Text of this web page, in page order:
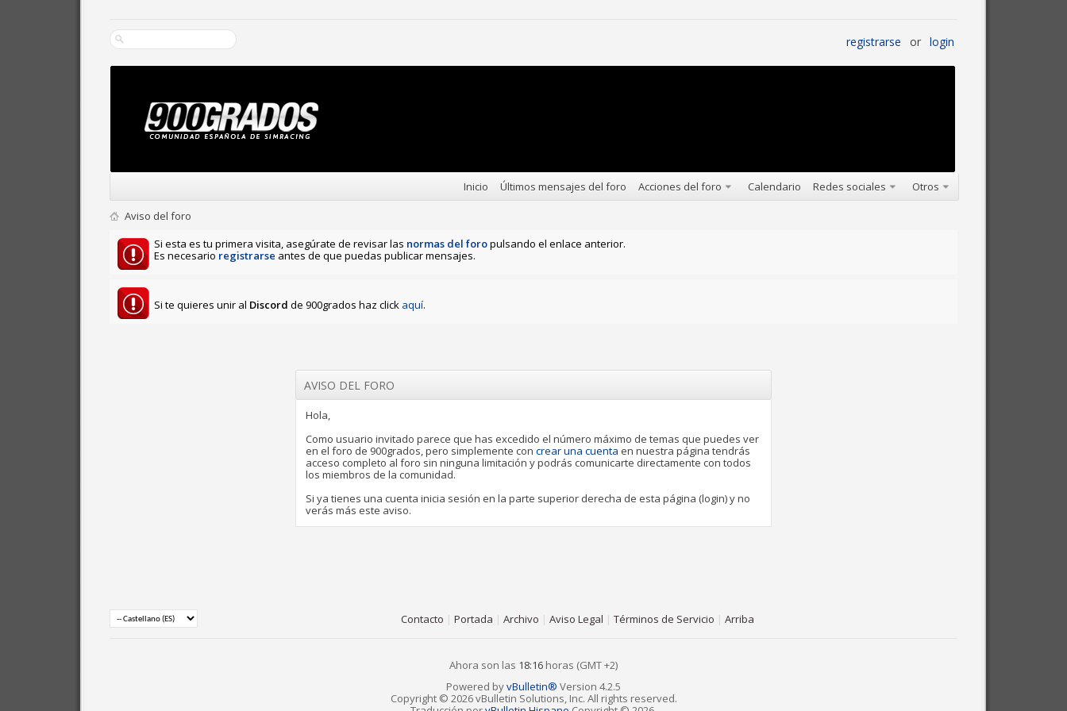
registrarse or login
Inicio Últimos mensajes del foro Acciones del foro Calendario Redes sociales Otros
Aviso del foro
Si esta es tu primera visita, asegúrate de revisar las normas del foropulsando el enlace anterior.
Es necesario registrarse antes de que puedas publicar mensajes.
Si te quieres unir al Discord de 900grados haz click aquí.
AVISO DEL FORO
Hola,
Como usuario invitado parece que has excedido el número máximo de temas que puedes ver
en el foro de 900grados, pero simplemente con crear una cuenta en nuestra página tendrás
acceso completo al foro sin ninguna limitación y podrás comunicarte directamente con todos
los miembros de la comunidad.
Si ya tienes una cuenta inicia sesión en la parte superior derecha de esta página (login) y no
verás más este aviso.
Contacto | Portada | Archivo | Aviso Legal | Términos de Servicio | Arriba
Ahora son las 18:16 horas (GMT +2)
Powered byvBulletin® Version 4.2.5
Copyright © 2026 vBulletin Solutions, Inc. All rights reserved.